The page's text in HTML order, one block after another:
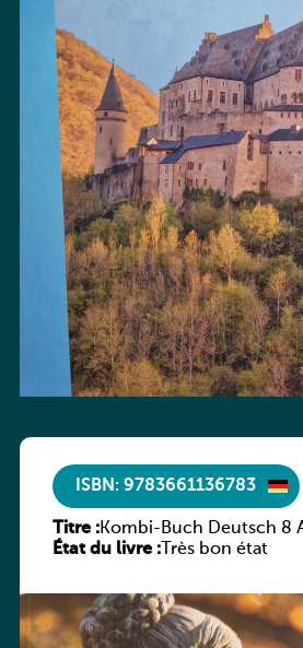
ISBN: 9783661136783
Titre :Kombi-Buch Deutsch 8
(Neue Ausgabe
État du livre :Très bon état